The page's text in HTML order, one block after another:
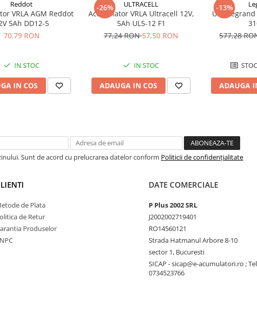
Reddot
VRLA AGM Reddot
5Ah DD12-5
70,79 RON
IN STOC
IN COS
-26% ULTRACELL
Acumulator VRLA Ultracell 12V,
5Ah UL5-12 F1
77,24 RON57,50 RON
IN STOC
ADAUGA IN COS
-13%
UPS
577,28
ADAUGA
Sunt de acord cu prelucrarea datelor conform Politicii de confidențialitate
de Plata
de Retur
Produselor
DATE COMERCIALE
P Plus 2002 SRL
J2002002719401
RO14560121
Strada Hatmanul Arbore 8-10
sector 1, Bucuresti
SICAP - sicap@e-acumulatori.ro ;
0734523766